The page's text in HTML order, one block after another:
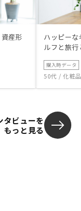
産形
ハッピー
ルフと旅
購入時データ
50代 / 化粧
タビューを
もっと見る